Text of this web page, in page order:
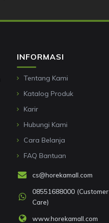
INFORMASI
Tentang Kami
Katalog Produk
Karir
Hubungi Kami
Cara Belanja
FAQ Bantuan
cs@horekamall.com
08551688000 (Customer
Care)
www.horekamall.com